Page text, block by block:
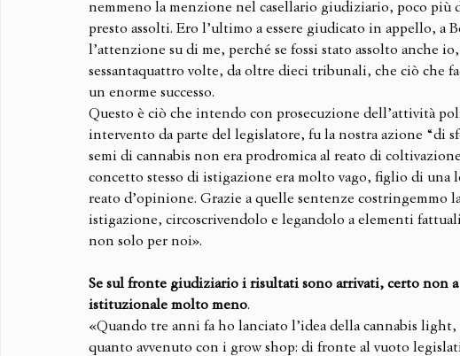
nemmeno la menzione nel casellario giudiziario, poco
presto assolti. Ero l’ultimo a essere giudicato in appello, a
l’attenzione su di me, perché se fossi stato assolto anche
sessantaquattro volte, da oltre dieci tribunali, che ciò che
un enorme successo.
Questo è ciò che intendo con prosecuzione dell’attività
intervento da parte del legislatore, fu la nostra azione “di
semi di cannabis non era prodromica al reato di
concetto stesso di istigazione era molto vago, figlio di
reato d’opinione. Grazie a quelle sentenze costringemmo
istigazione, circoscrivendolo e legandolo a elementi
non solo per noi».
Se sul fronte giudiziario i risultati sono arrivati, certo non
istituzionale molto meno.
«Quando tre anni fa ho lanciato l’idea della cannabis
quanto avvenuto con i grow shop: di fronte al vuoto